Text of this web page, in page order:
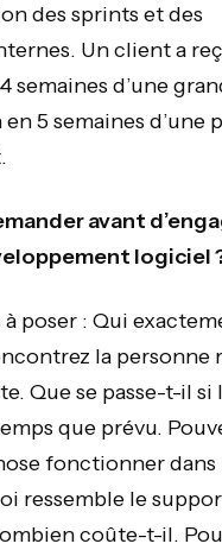
des sprints et des
Un client a
semaines d’une
5 semaines d’une
avant
logiciel
poser : Qui
la personne
Que se passe-t-il
que prévu.
fonctionner dans
ressemble le
coûte-t-il.